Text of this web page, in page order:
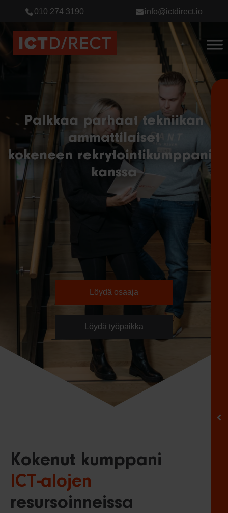
010 274 3190 info@ictdirect.io
Palkkaa parhaat tekniikan
ammattilaiset
kokeneen rekrytointikumppanin
kanssa
Löydä osaaja
Löydä työpaikka
Kokenut kumppani
ICT-alojen
resursoinneissa